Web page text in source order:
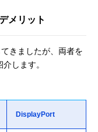
メリット
きましたが、両者を
します。
DisplayPort